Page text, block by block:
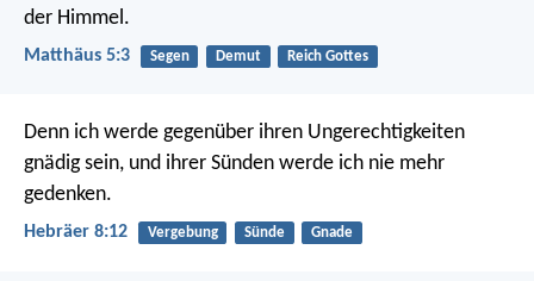
der Himmel.
Matthäus 5:3 Segen Demut Reich Gottes
Denn ich werde gegenüber ihren Ungerechtigkeiten
gnädig sein, und ihrer Sünden werde ich nie mehr
gedenken.
Hebräer 8:12 Vergebung Sünde Gnade